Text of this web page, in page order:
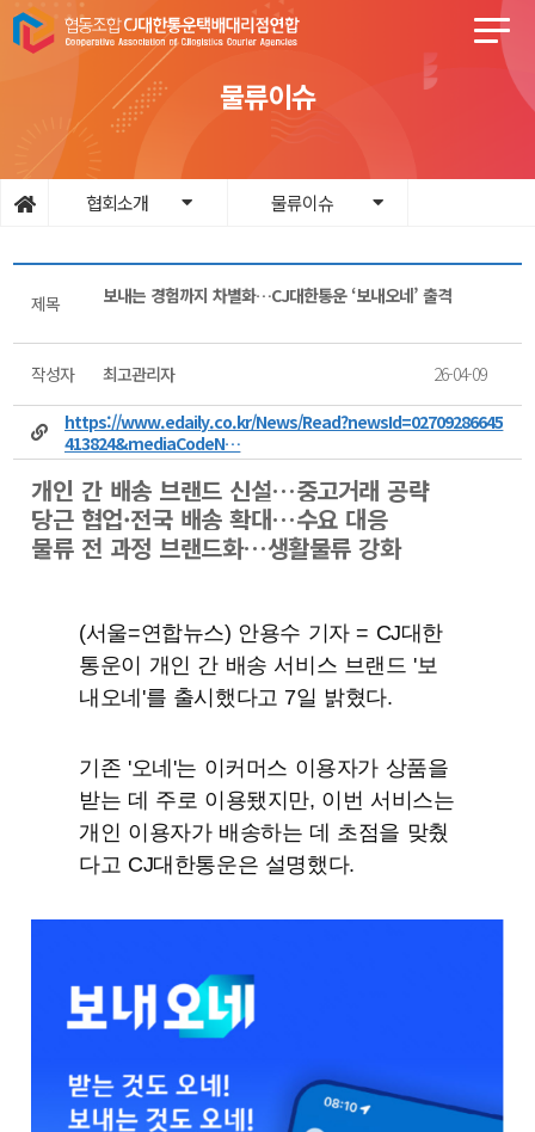
물류이슈
협회소개 물류이슈
제목 보내는 경험까지 차별화…CJ대한통운 ‘보내오네’ 출격
작성자 최고관리자
26-04-09
https://www.edaily.co.kr/News/Read?newsId=02709286645
413824&mediaCodeN…
개인 간 배송 브랜드 신설…중고거래 공략
당근 협업·전국 배송 확대…수요 대응
물류 전 과정 브랜드화…생활물류 강화
(서울=연합뉴스) 안용수 기자 = CJ대한
통운이 개인 간 배송 서비스 브랜드 '보
내오네'를 출시했다고 7일 밝혔다.
기존 '오네'는 이커머스 이용자가 상품을
받는 데 주로 이용됐지만, 이번 서비스는
개인 이용자가 배송하는 데 초점을 맞췄
다고 CJ대한통운은 설명했다.